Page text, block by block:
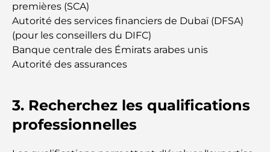
Palm Jebel Ali contre Palm Jumeirah : une
comparaison claire pour les acheteurs immobiliers
avisés
Découvrez Moon Island Dubai : votre guide ultime
À la découverte des sites historiques de Dubaï : un
voyage à travers le temps
premières (SCA)
Autorité des services financiers de Dubaï (DFSA)
(pour les conseillers du DIFC)
Banque centrale des Émirats arabes unis
Autorité des assurances
3. Recherchez les qualifications
professionnelles